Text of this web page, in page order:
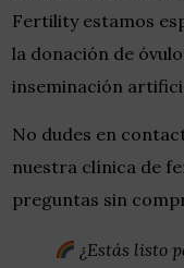
Fertility estamos
la donación de
inseminación
No dudes en
nuestra clínica de
preguntas sin
¿Estás listo